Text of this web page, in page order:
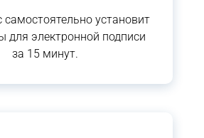
установит
для электронной подписи
за 15 минут.